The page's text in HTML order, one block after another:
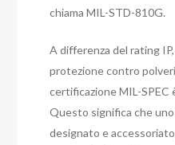
chiama MIL-STD-810G.
A differenza del rating
protezione contro
certificazione MIL-SPEC
Questo significa che
designato e